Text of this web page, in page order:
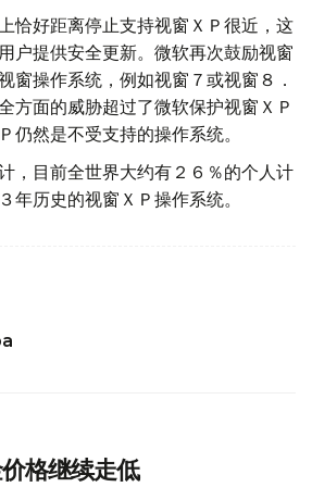
恰好距离停止支持视窗ＸＰ很近，这
户提供安全更新。微软再次鼓励视窗
窗操作系统，例如视窗７或视窗８．
方面的威胁超过了微软保护视窗ＸＰ
仍然是不受支持的操作系统。
，目前全世界大约有２６％的个人计
年历史的视窗ＸＰ操作系统。
格继续走低